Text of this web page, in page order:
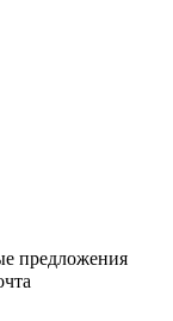
предложения